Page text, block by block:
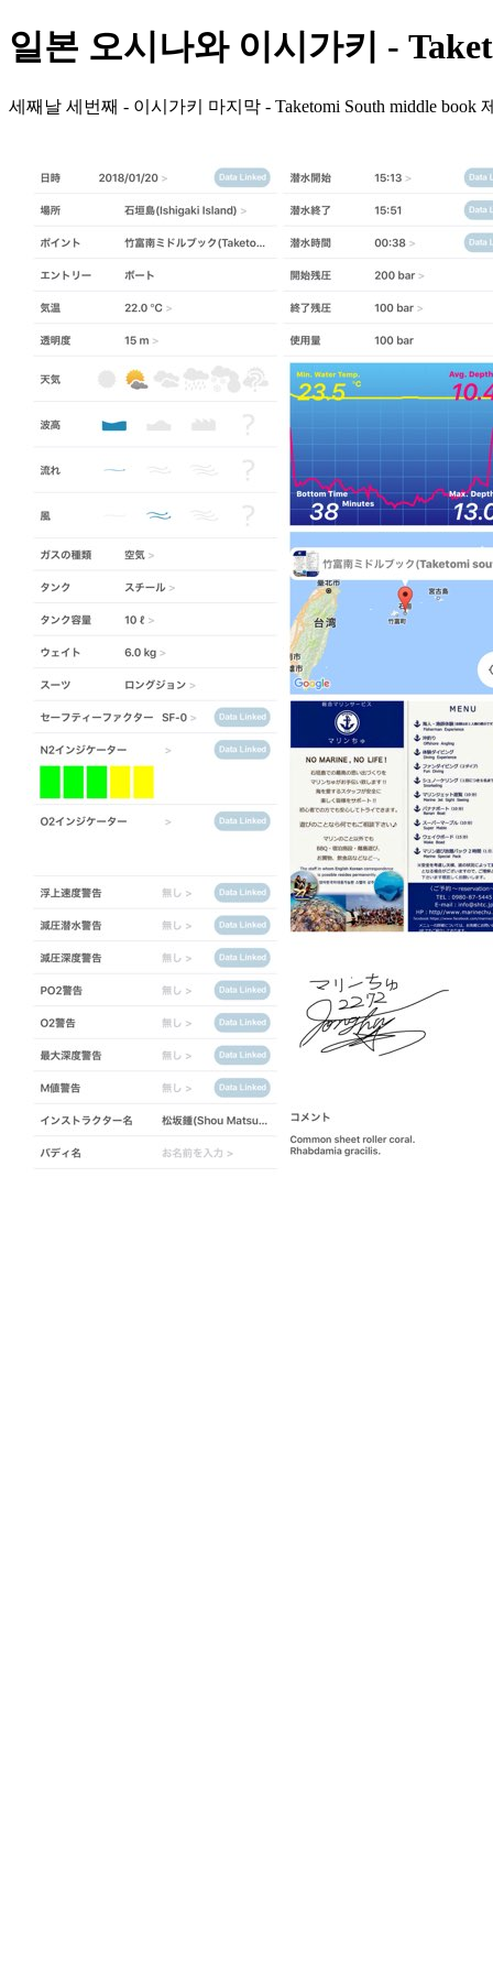
일본 오시나와 이시가키 -
세째날 세번째 - 이시가키 마지막 - Taketomi South middle